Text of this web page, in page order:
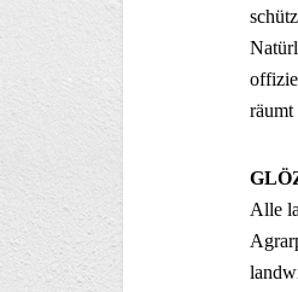
räumt
Alle